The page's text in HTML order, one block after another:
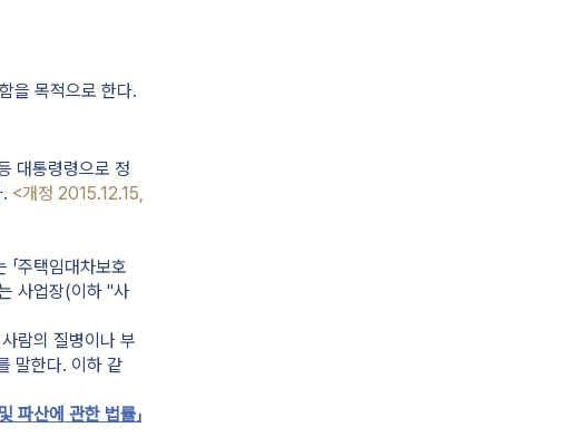
을 목적으로 한다.
대통령령으로 정
<개정 2015.12.15,
주택임대차보호
사업장(이하 "사
람의 질병이나 부
말한다. 이하 같
파산에 관한 법률」